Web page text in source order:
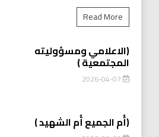
Read More
(الاعلامي ومسؤوليته
المجتمعية )
2026-04-07
(أُم الجميع أُم الشهيد )